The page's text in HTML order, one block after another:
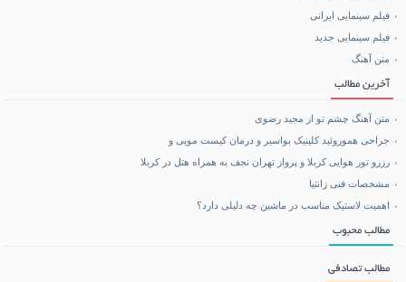
خرید بلیط هواپیما
بلیط هواپیما تهران مشهد
فیلم سینمایی ایرانی
فیلم سینمایی جدید
متن آهنگ
آخرین مطالب
متن آهنگ چشم تو از مجید رضوی
جراحی هموروئید کلینیک بواسیر و درمان کیست مویی و
رزرو تور هوایی کربلا و پرواز تهران نجف به همراه هتل در کربلا
مشخصات فنی زانتیا
اهمیت لاستیک مناسب در ماشین چه دلیلی دارد؟
مطالب محبوب
مطالب تصادفی